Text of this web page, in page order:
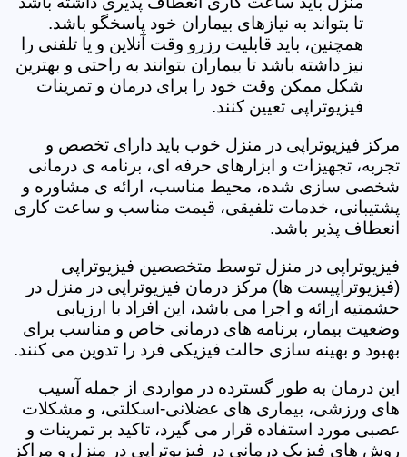
تا بتواند به نیازهای بیماران خود پاسخگو باشد.
همچنین، باید قابلیت رزرو وقت آنلاین و یا تلفنی را
نیز داشته باشد تا بیماران بتوانند به راحتی و بهترین
شکل ممکن وقت خود را برای درمان و تمرینات
فیزیوتراپی تعیین کنند.
مرکز فیزیوتراپی در منزل خوب باید دارای تخصص و
تجربه، تجهیزات و ابزارهای حرفه ای، برنامه ی درمانی
شخصی سازی شده، محیط مناسب، ارائه ی مشاوره و
پشتیبانی، خدمات تلفیقی، قیمت مناسب و ساعت کاری
انعطاف پذیر باشد.
فیزیوتراپی در منزل توسط متخصصین فیزیوتراپی
(فیزیوتراپیست ها) مرکز درمان فیزیوتراپی در منزل در
حشمتیه ارائه و اجرا می باشد، این افراد با ارزیابی
وضعیت بیمار، برنامه های درمانی خاص و مناسب برای
بهبود و بهینه سازی حالت فیزیکی فرد را تدوین می کنند.
این درمان به طور گسترده در مواردی از جمله آسیب
های ورزشی، بیماری های عضلانی-اسکلتی، و مشکلات
عصبی مورد استفاده قرار می گیرد، تاکید بر تمرینات و
روش های فیزیک درمانی در فیزیوتراپی در منزل و مراکز